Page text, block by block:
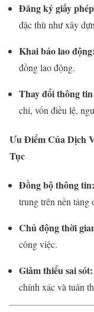
Đăng ký giấy
đặc thù như xây
Khai báo lao động:
đồng lao động.
Thay đổi thông
chỉ, vốn điều lệ,
Ưu Điểm Của Dịch
Tục
Đồng bộ thông tin:
trung trên nền tảng
Chủ động thời
công việc.
Giảm thiểu sai sót:
chính xác và tuân